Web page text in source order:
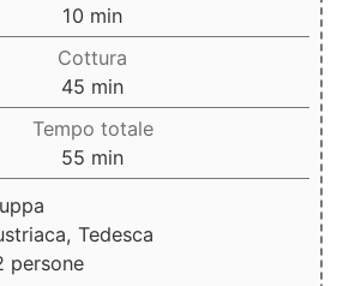
10 minuti
min
Cottura
45 minuti
min
Tempo totale
55 minuti
min
Tedesca
persone